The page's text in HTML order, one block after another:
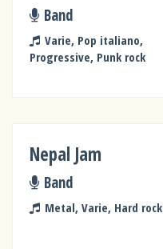
Band
Varie, Pop italiano,
Progressive, Punk rock
Nepal Jam
Band
Metal, Varie, Hard rock